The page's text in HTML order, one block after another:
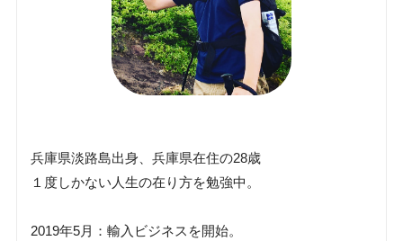
兵庫県淡路島出身、兵庫県在住の28歳
１度しかない人生の在り方を勉強中。
2019年5月：輸入ビジネスを開始。